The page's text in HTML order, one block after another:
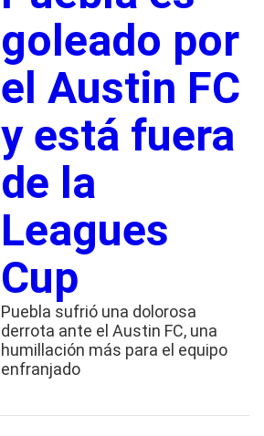
goleado por
el Austin FC
y está fuera
de la
Leagues
Cup
Puebla sufrió una dolorosa
derrota ante el Austin FC, una
humillación más para el equipo
enfranjado